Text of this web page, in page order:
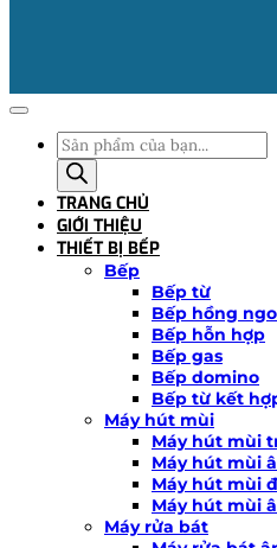
Tìm
kiếm
sản
phẩm
TRANG CHỦ
GIỚI THIỆU
THIẾT BỊ BẾP
Bếp
Bếp từ
Bếp hồng
Bếp hỗn hợp
Bếp gas
Bếp domino
Bếp từ kết
Máy hút mùi
Máy hút mùi
Máy hút mùi
Máy hút mùi
Máy hút mùi
Máy rửa bát